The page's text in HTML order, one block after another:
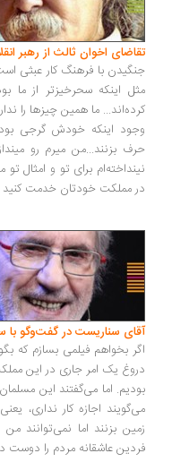
تقاضای اخوان ثالث از رهبر
جنگیدن با فرهنگ کار عبثی
مثل اینکه سحرخیزتر از ما
کرده‌اند... ما همین چیزها را
وجود اینکه خودش گرجی
حرف بزنند...من میرم رو
نینداخته‌ام برای تو و امثال
در مملکت خودتان خدمت کنید
آقای سناریست در گفت‌وگو با
اگر بخواهم فیلمی بسازم که
دروغ یک امر جاری در این
بودیم. اما می‌گفتند این
می‌گویند اجازه کار نداری،
زمین بزنند اما نمی‌توانند
فردین عاشقانه مردم را دوست